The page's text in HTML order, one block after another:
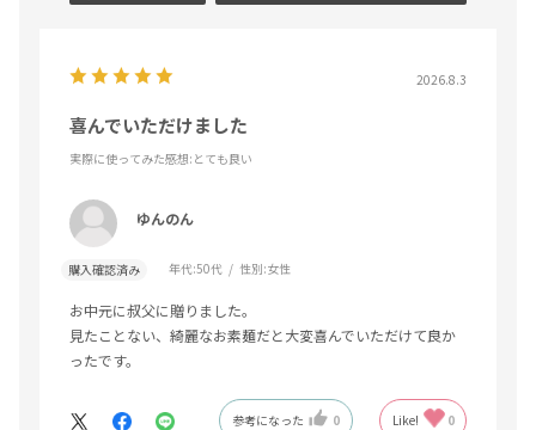
2026.8.3
喜んでいただけました
実際に使ってみた感想:とても良い
ゆんのん
購入確認済み 年代:50代 性別:女性
お中元に叔父に贈りました。
見たことない、綺麗なお素麺だと大変喜んでいただけて良か
ったです。
参考になった 0 Like! 0